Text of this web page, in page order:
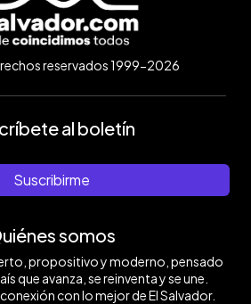
reservados 1999-2026
al boletín
Suscribirme
somos
propositivo y moderno, pensado
que avanza, se reinventa y se une.
con lo mejor de El Salvador.